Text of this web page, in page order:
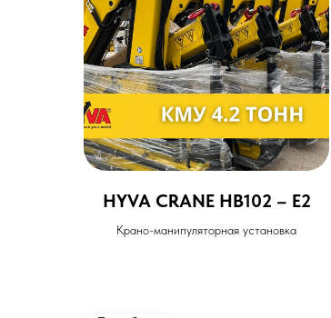
HYVA CRANE HB102 – E2
Крано-манипуляторная установка